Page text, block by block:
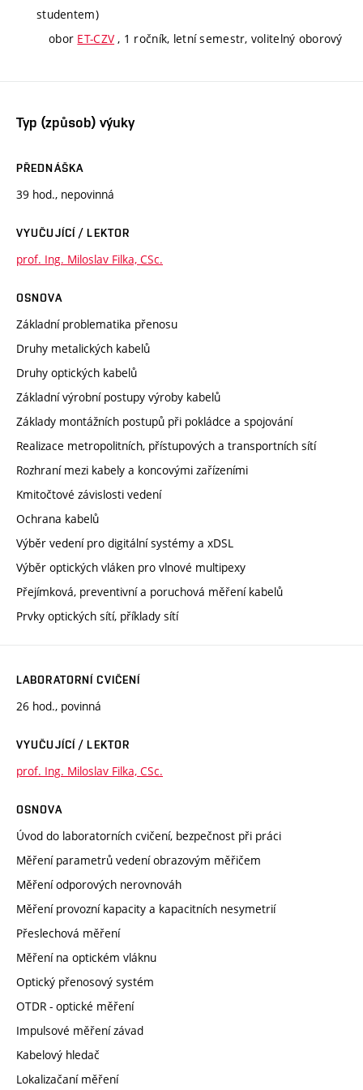
studentem)
obor ET-CZV , 1 ročník, letní semestr, volitelný oborový
Typ (způsob) výuky
PŘEDNÁŠKA
39 hod., nepovinná
VYUČUJÍCÍ / LEKTOR
prof. Ing. Miloslav Filka, CSc.
OSNOVA
Základní problematika přenosu
Druhy metalických kabelů
Druhy optických kabelů
Základní výrobní postupy výroby kabelů
Základy montážních postupů při pokládce a spojování
Realizace metropolitních, přístupových a transportních sítí
Rozhraní mezi kabely a koncovými zařízeními
Kmitočtové závislosti vedení
Ochrana kabelů
Výběr vedení pro digitální systémy a xDSL
Výběr optických vláken pro vlnové multipexy
Přejímková, preventivní a poruchová měření kabelů
Prvky optických sítí, příklady sítí
LABORATORNÍ CVIČENÍ
26 hod., povinná
VYUČUJÍCÍ / LEKTOR
prof. Ing. Miloslav Filka, CSc.
OSNOVA
Úvod do laboratorních cvičení, bezpečnost při práci
Měření parametrů vedení obrazovým měřičem
Měření odporových nerovnováh
Měření provozní kapacity a kapacitních nesymetrií
Přeslechová měření
Měření na optickém vláknu
Optický přenosový systém
OTDR - optické měření
Impulsové měření závad
Kabelový hledač
Lokalizačaní měření